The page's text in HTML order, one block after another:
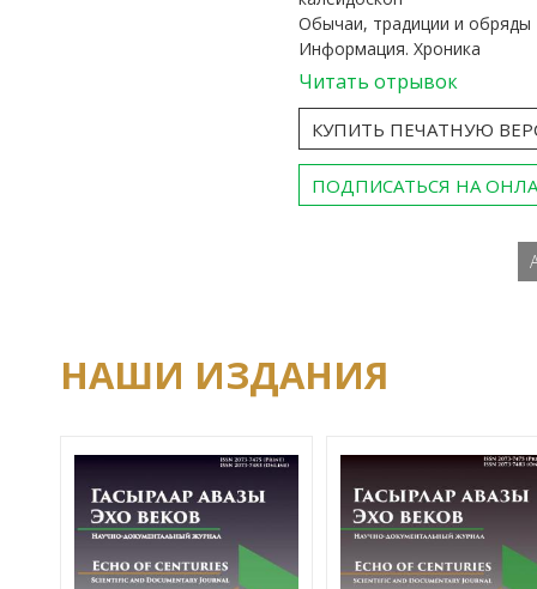
Обычаи, традиции и обряды
Информация. Хроника
Читать отрывок
КУПИТЬ ПЕЧАТНУЮ
ПОДПИСАТЬСЯ НА
НАШИ ИЗДАНИЯ